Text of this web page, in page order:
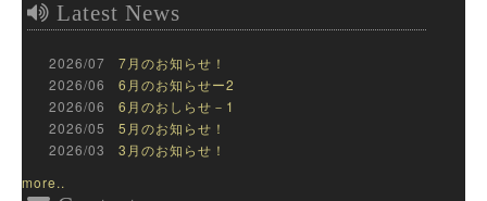
Latest News
2026/07 7月のお知らせ！
2026/06 6月のお知らせー2
2026/06 6月のおしらせ－1
2026/05 5月のお知らせ！
2026/03 3月のお知らせ！
more..